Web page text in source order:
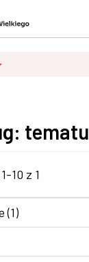
tematu
10 z 1
(1)